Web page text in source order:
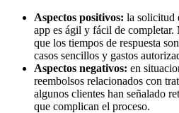
Aspectos positivos: la solicitud
app es ágil y fácil de completar.
que los tiempos de respuesta
casos sencillos y gastos
Aspectos negativos: en
reembolsos relacionados con
algunos clientes han señalado
que complican el proceso.